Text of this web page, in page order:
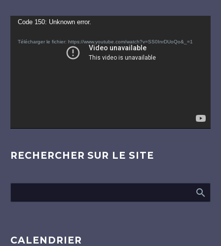
Lecteur
Code 150: Unknown error.
Télécharger le fichier: https://www.youtube.com/watch?v=SS0InrDUoQo&_=1
RECHERCHER SUR LE SITE
CALENDRIER